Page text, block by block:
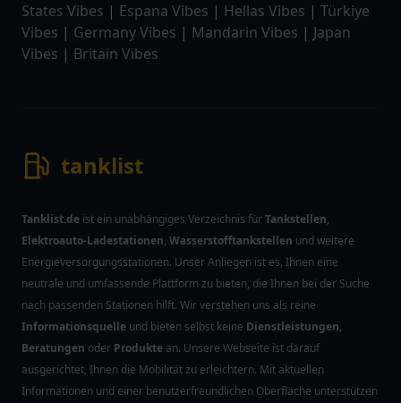
States Vibes | Espana Vibes | Hellas Vibes | Türkiye
Vibes | Germany Vibes | Mandarin Vibes | Japan
Vibes | Britain Vibes
tanklist
Tanklist.de ist ein unabhängiges Verzeichnis fürTankstellen,
Elektroauto-Ladestationen, Wasserstofftankstellen und weitere
Energieversorgungsstationen. Unser Anliegen ist es, Ihnen eine
neutrale und umfassende Plattform zu bieten, die Ihnen bei der Suche
nach passenden Stationen hilft. Wir verstehen uns als reine
Informationsquelle und bieten selbst keine Dienstleistungen,
Beratungen oder Produkte an. Unsere Webseite ist darauf
ausgerichtet, Ihnen die Mobilität zu erleichtern. Mit aktuellen
Informationen und einer benutzerfreundlichen Oberfläche unterstützen